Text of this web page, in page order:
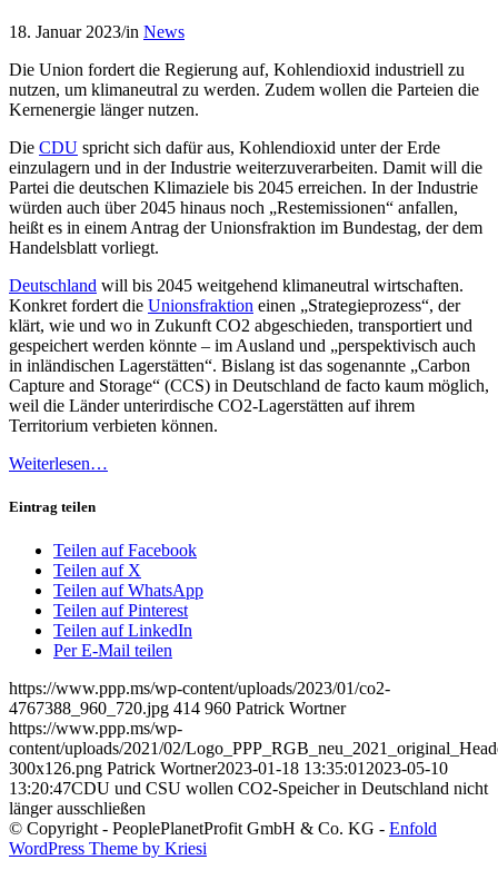
18. Januar 2023/in News
Die Union fordert die Regierung auf, Kohlendioxid industriell zu
nutzen, um klimaneutral zu werden. Zudem wollen die Parteien die
Kernenergie länger nutzen.
Die CDU spricht sich dafür aus, Kohlendioxid unter der Erde
einzulagern und in der Industrie weiterzuverarbeiten. Damit will die
Partei die deutschen Klimaziele bis 2045 erreichen. In der Industrie
würden auch über 2045 hinaus noch „Restemissionen“ anfallen,
heißt es in einem Antrag der Unionsfraktion im Bundestag, der dem
Handelsblatt vorliegt.
Deutschland will bis 2045 weitgehend klimaneutral wirtschaften.
Konkret fordert die Unionsfraktion einen „Strategieprozess“, der
klärt, wie und wo in Zukunft CO2 abgeschieden, transportiert und
gespeichert werden könnte – im Ausland und „perspektivisch auch
in inländischen Lagerstätten“. Bislang ist das sogenannte „Carbon
Capture and Storage“ (CCS) in Deutschland de facto kaum möglich,
weil die Länder unterirdische CO2-Lagerstätten auf ihrem
Territorium verbieten können.
Weiterlesen…
Eintrag teilen
Teilen auf Facebook
Teilen auf X
Teilen auf WhatsApp
Teilen auf Pinterest
Teilen auf LinkedIn
Per E-Mail teilen
https://www.ppp.ms/wp-content/uploads/2023/01/co2-
4767388_960_720.jpg 414 960 Patrick Wortner
https://www.ppp.ms/wp-
content/uploads/2021/02/
300x126.png Patrick Wortner2023-01-18 13:35:01 2023-05-10
13:20:47CDU und CSU wollen CO2-Speicher in Deutschland nicht
länger ausschließen
© Copyright - PeoplePlanetProfit GmbH & Co. KG - Enfold
WordPress Theme by Kriesi